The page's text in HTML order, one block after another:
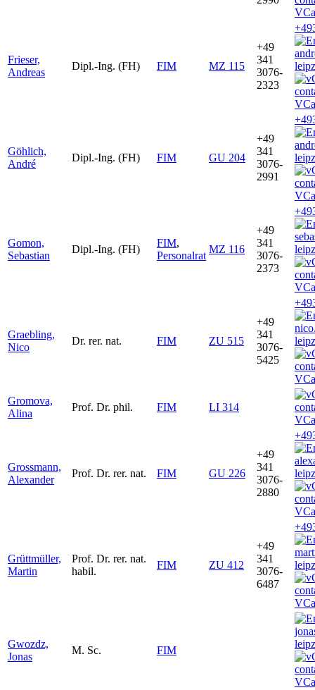
Frieser,
Andreas
Dipl.-Ing. (FH) FIM MZ 115
+49
341
3076-
2323
Göhlich,
André
Dipl.-Ing. (FH) FIM GU 204
+49
341
3076-
2991
Gomon,
Sebastian
Dipl.-Ing. (FH)
FIM,
Personalrat
MZ 116
+49
341
3076-
2373
Graebling,
Nico
Dr. rer. nat. FIM ZU 515
+49
341
3076-
5425
Gromova,
Alina
Prof. Dr. phil. FIM
LI 314
Grossmann,
Alexander
Prof. Dr. rer. nat. FIM GU 226
+49
341
3076-
2880
Grüttmüller,
Martin
Prof. Dr. rer. nat.
habil.
FIM ZU 412
+49
341
3076-
6487
Gwozdz,
Jonas
M. Sc. FIM